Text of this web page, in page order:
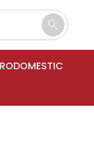
search